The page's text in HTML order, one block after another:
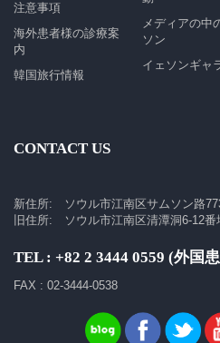
注意事項
海外患者様の診療案
内
韓国旅行情報
メディアの中
ソン
イェソンギャ
CONTACT US
新住所: ソウル市江南区サムソン路
旧住所: ソウル市江南区清潭洞6-12番
TEL : +82 2 3444 0559 (外国
FAX : 02-3444-0538